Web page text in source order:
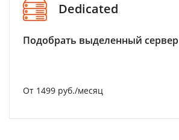
Dedicated
Подобрать выделенный сервер
От 1499 руб./месяц